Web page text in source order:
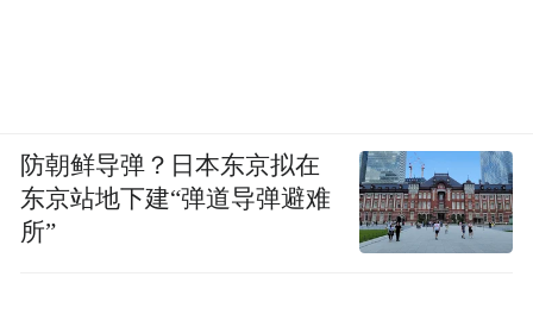
防朝鲜导弹？日本东京拟在
东京站地下建“弹道导弹避难
所”